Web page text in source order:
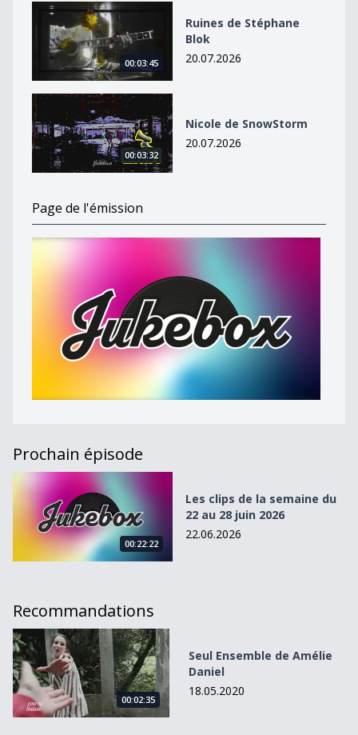
Ruines de Stéphane Blok
00:03:45
Ruines de Stéphane
Blok
20.07.2026
Nicole de SnowStorm
00:03:32
Nicole de SnowStorm
20.07.2026
Page de l'émission
Prochain épisode
Les clips de la semaine du 22 au 28 juin 2026
00:22:22
Les clips de la semaine du
22 au 28 juin 2026
22.06.2026
Recommandations
Seul Ensemble de Amélie Daniel
00:02:35
Seul Ensemble de Amélie
Daniel
18.05.2020